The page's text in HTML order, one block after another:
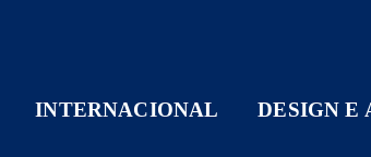
INTERNACIONAL DESIGN E